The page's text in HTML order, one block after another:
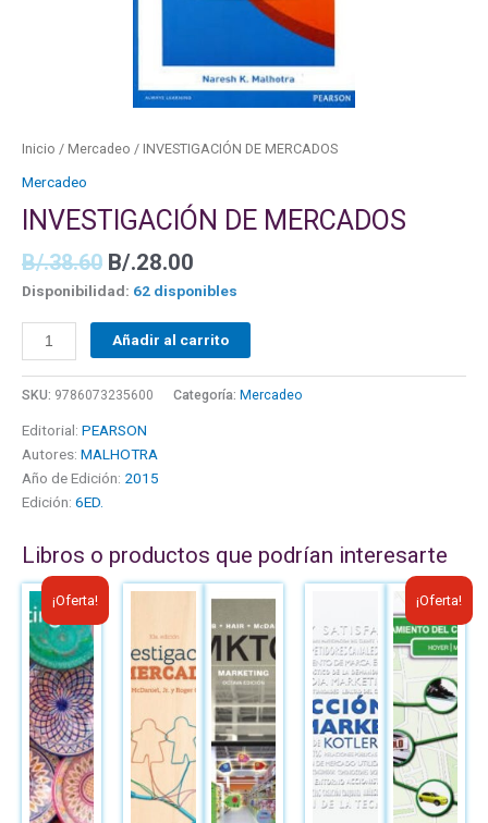
Inicio / Mercadeo / INVESTIGACIÓN DE MERCADOS
Mercadeo
INVESTIGACIÓN DE MERCADOS
B/.38.60 B/.28.00
Disponibilidad: 62 disponibles
Añadir al carrito
SKU: 9786073235600 Categoría: Mercadeo
Editorial: PEARSON
Autores: MALHOTRA
Año de Edición: 2015
Edición: 6ED.
Libros o productos que podrían interesarte
¡Oferta!
El
precio
original
era:
B/.52.22.
El
precio
actual
es:
B/.35.00.
¡Oferta!
El
precio
original
era:
B/.26.00.
El
precio
actual
es:
B/